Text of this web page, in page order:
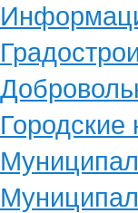
Городские